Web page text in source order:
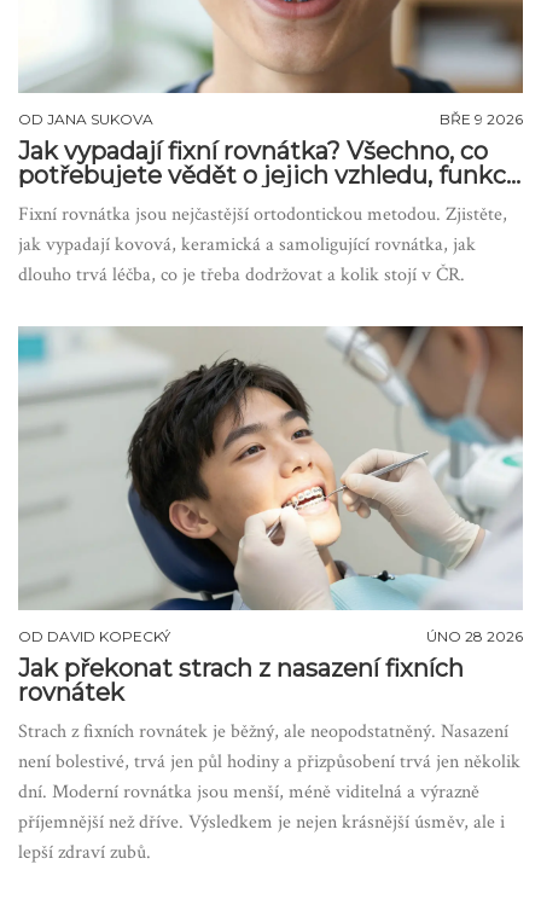
OD JANA SUKOVA BŘE 9 2026
Jak vypadají fixní rovnátka? Všechno, co
potřebujete vědět o jejich vzhledu, funkci
a použití
Fixní rovnátka jsou nejčastější ortodontickou metodou. Zjistěte,
jak vypadají kovová, keramická a samoligující rovnátka, jak
dlouho trvá léčba, co je třeba dodržovat a kolik stojí v ČR.
OD DAVID KOPECKÝ ÚNO 28 2026
Jak překonat strach z nasazení fixních
rovnátek
Strach z fixních rovnátek je běžný, ale neopodstatněný. Nasazení
není bolestivé, trvá jen půl hodiny a přizpůsobení trvá jen několik
dní. Moderní rovnátka jsou menší, méně viditelná a výrazně
příjemnější než dříve. Výsledkem je nejen krásnější úsměv, ale i
lepší zdraví zubů.